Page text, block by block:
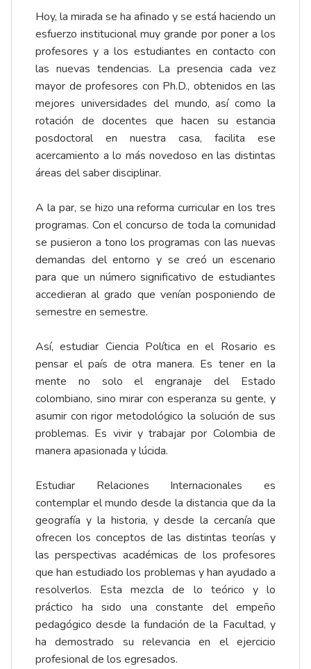
Hoy, la mirada se ha afinado y se está haciendo un
esfuerzo institucional muy grande por poner a los
profesores y a los estudiantes en contacto con
las nuevas tendencias. La presencia cada vez
mayor de profesores con Ph.D., obtenidos en las
mejores universidades del mundo, así como la
rotación de docentes que hacen su estancia
posdoctoral en nuestra casa, facilita ese
acercamiento a lo más novedoso en las distintas
áreas del saber disciplinar.
A la par, se hizo una reforma curricular en los tres
programas. Con el concurso de toda la comunidad
se pusieron a tono los programas con las nuevas
demandas del entorno y se creó un escenario
para que un número significativo de estudiantes
accedieran al grado que venían posponiendo de
semestre en semestre.
Así, estudiar Ciencia Política en el Rosario es
pensar el país de otra manera. Es tener en la
mente no solo el engranaje del Estado
colombiano, sino mirar con esperanza su gente, y
asumir con rigor metodológico la solución de sus
problemas. Es vivir y trabajar por Colombia de
manera apasionada y lúcida.
Estudiar Relaciones Internacionales es
contemplar el mundo desde la distancia que da la
geografía y la historia, y desde la cercanía que
ofrecen los conceptos de las distintas teorías y
las perspectivas académicas de los profesores
que han estudiado los problemas y han ayudado a
resolverlos. Esta mezcla de lo teórico y lo
práctico ha sido una constante del empeño
pedagógico desde la fundación de la Facultad, y
ha demostrado su relevancia en el ejercicio
profesional de los egresados.